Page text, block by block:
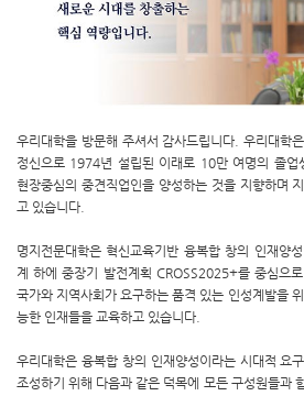
우리대학을 방문해 주셔서 감사드립니다. 우리대학
정신으로 1974년 설립된 이래로 10만 여명의 졸업
현장중심의 중견직업인을 양성하는 것을 지향하며
고 있습니다.
명지전문대학은 혁신교육기반 융복합 창의 인재양
계 하에 중장기 발전계획 CROSS2025+를 중심으
국가와 지역사회가 요구하는 품격 있는 인성계발을
능한 인재들을 교육하고 있습니다.
우리대학은 융복합 창의 인재양성이라는 시대적 요
조성하기 위해 다음과 같은 덕목에 모든 구성원들과